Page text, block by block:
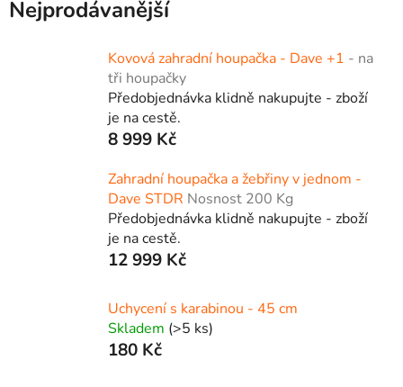
Nejprodávanější
Kovová zahradní houpačka - Dave +1 - na
tři houpačky
Předobjednávka klidně nakupujte - zboží
je na cestě.
8 999 Kč
Zahradní houpačka a žebřiny v jednom -
Dave STDR Nosnost 200 Kg
Předobjednávka klidně nakupujte - zboží
je na cestě.
12 999 Kč
Uchycení s karabinou - 45 cm
Skladem (>5 ks)
180 Kč